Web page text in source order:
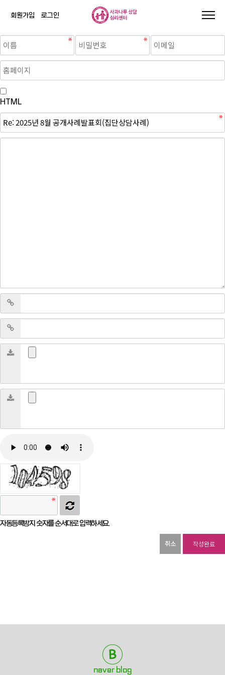
회원가입 로그인
HTML
자동등록방지 숫자를 순서대로 입력하세요.
취소
naver blog